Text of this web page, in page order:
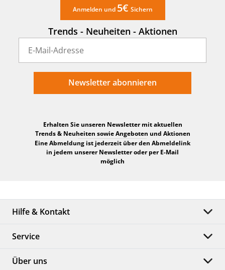
Anmelden und 5€ Sichern
Trends - Neuheiten - Aktionen
Newsletter abonnieren
Erhalten Sie unseren Newsletter mit aktuellen
Trends & Neuheiten sowie Angeboten und Aktionen
Eine Abmeldung ist jederzeit über den Abmeldelink
in jedem unserer Newsletter oder per E-Mail
möglich
Hilfe & Kontakt
Service
Über uns